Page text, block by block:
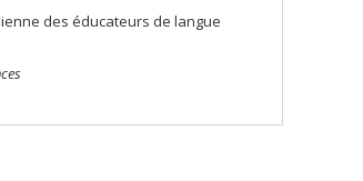
des éducateurs de langue